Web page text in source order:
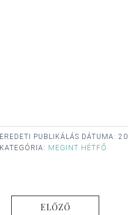
EREDETI PUBLIKÁLÁS DÁTUMA:
KATEGÓRIA: MEGINT HÉTFŐ
ELŐZŐ